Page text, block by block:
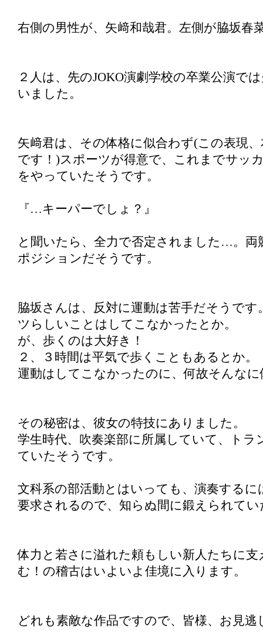
右側の男性が、矢﨑和哉君。左側が脇坂春
２人は、先のJOKO演劇学校の卒業公演で
いました。
矢﨑君は、その体格に似合わず(この表現
です！)スポーツが得意で、これまでサッ
をやっていたそうです。
『…キーパーでしょ？』
と聞いたら、全力で否定されました…。両
ポジションだそうです。
脇坂さんは、反対に運動は苦手だそうです
ツらしいことはしてこなかったとか。
が、歩くのは大好き！
２、３時間は平気で歩くこともあるとか。
運動はしてこなかったのに、何故そんなに
その秘密は、彼女の特技にありました。
学生時代、吹奏楽部に所属していて、トラ
ていたそうです。
文科系の部活動とはいっても、演奏するに
要求されるので、知らぬ間に鍛えられて
体力と若さに溢れた頼もしい新人たちに支
む！の稽古はいよいよ佳境に入ります。
どれも素敵な作品ですので、皆様、お見逃